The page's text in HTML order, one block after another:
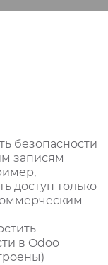
безопасности
записям
доступ только
в Odoo